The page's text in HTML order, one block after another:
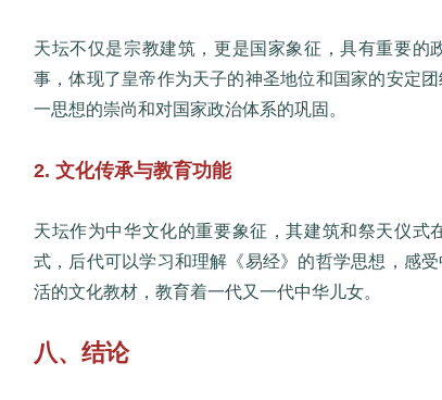
天坛不仅是宗教建筑，更是国家象征，具有重要
事，体现了皇帝作为天子的神圣地位和国家的安定
一思想的崇尚和对国家政治体系的巩固。
2. 文化传承与教育功能
天坛作为中华文化的重要象征，其建筑和祭天仪
式，后代可以学习和理解《易经》的哲学思想，感
活的文化教材，教育着一代又一代中华儿女。
八、结论